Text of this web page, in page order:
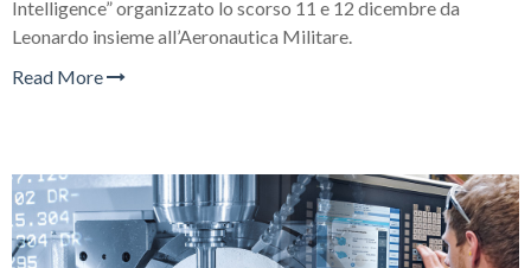
Intelligence” organizzato lo scorso 11 e 12 dicembre da
Leonardo insieme all’Aeronautica Militare.
Read More